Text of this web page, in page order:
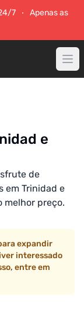
7
Apenas as
e
de
em Trinidad e
melhor preço.
expandir
interessado
entre em